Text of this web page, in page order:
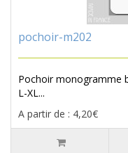
pochoir-m202
Pochoir monogramme
L-XL...
A partir de : 4,20€